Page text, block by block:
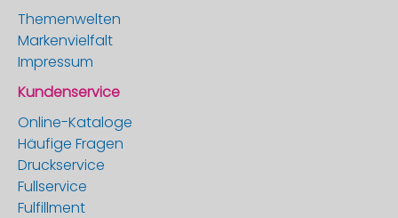
Themenwelten
Markenvielfalt
Impressum
Kundenservice
Online-Kataloge
Häufige Fragen
Druckservice
Fullservice
Fulfillment